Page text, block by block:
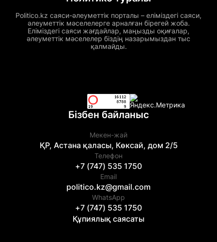
Politico.kz саяси-әлеуметтік порталы – еліміздегі саяси,
әлеуметтік мәселелерге арналған бірегей жоба.
Еліміздегі саяси жағдайлар, маңызды оқиғалар,
әлеуметтік мәселелер біздің назарымыздан тыс
қалмайды.
Бізбен байланыс
Мекен-жай
ҚР, Астана қаласы, Көксай, дом 2/5
Телефон
+7 (747) 535 1750
Email
politico.kz@gmail.com
WhatsApp
+7 (747) 535 1750
Құпиялық саясаты